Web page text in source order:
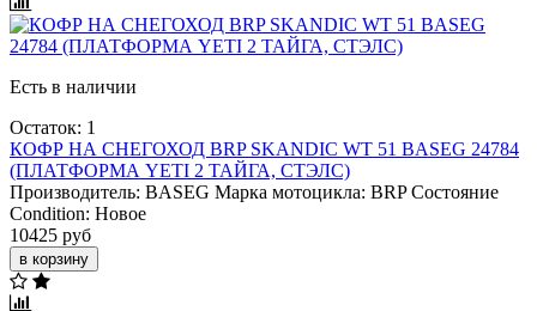
Есть в наличии
Остаток: 1
КОФР НА СНЕГОХОД BRP SKANDIC WT 51 BASEG 24784
(ПЛАТФОРМА YETI 2 ТАЙГА, СТЭЛС)
Производитель: BASEG Марка мотоцикла: BRP Состояние
Condition: Новое
10425 руб
в корзину